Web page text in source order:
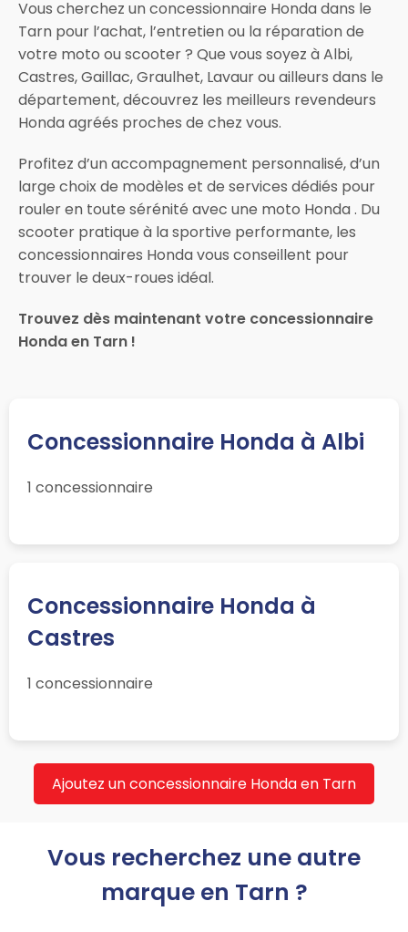
Vous cherchez un concessionnaire Honda dans le
Tarn pour l’achat, l’entretien ou la réparation de
votre moto ou scooter ? Que vous soyez à Albi,
Castres, Gaillac, Graulhet, Lavaur ou ailleurs dans le
département, découvrez les meilleurs revendeurs
Honda agréés proches de chez vous.
Profitez d’un accompagnement personnalisé, d’un
large choix de modèles et de services dédiés pour
rouler en toute sérénité avec une moto Honda . Du
scooter pratique à la sportive performante, les
concessionnaires Honda vous conseillent pour
trouver le deux-roues idéal.
Trouvez dès maintenant votre concessionnaire
Honda en Tarn !
Concessionnaire Honda à Albi
1 concessionnaire
Concessionnaire Honda à
Castres
1 concessionnaire
Ajoutez un concessionnaire Honda en Tarn
Vous recherchez une autre
marque en Tarn ?